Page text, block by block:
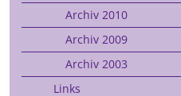
Archiv 2010
Archiv 2009
Archiv 2003
Links